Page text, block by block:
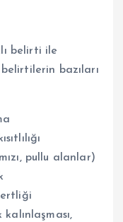
belirti ile
bazıları
pullu alanlar)